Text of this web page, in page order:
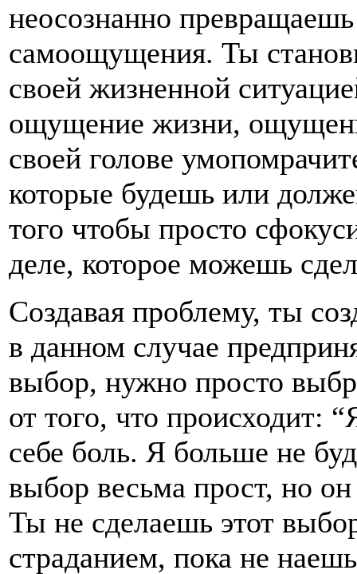
неосознанно превращаешь
самоощущения. Ты
своей жизненной
ощущение жизни,
своей голове
которые будешь или
того чтобы просто
деле, которое можешь
Создавая проблему, ты
в данном случае
выбор, нужно просто
от того, что происходит:
себе боль. Я больше не
выбор весьма прост, но
Ты не сделаешь этот
страданием, пока не